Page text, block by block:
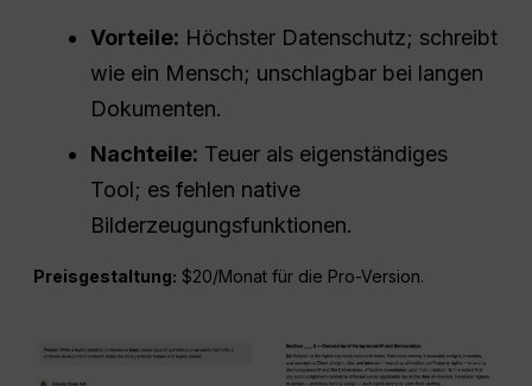
Vorteile: Höchster Datenschutz; schreibt
wie ein Mensch; unschlagbar bei langen
Dokumenten.
Nachteile: Teuer als eigenständiges
Tool; es fehlen native
Bilderzeugungsfunktionen.
Preisgestaltung: $20/Monat für die Pro-Version.